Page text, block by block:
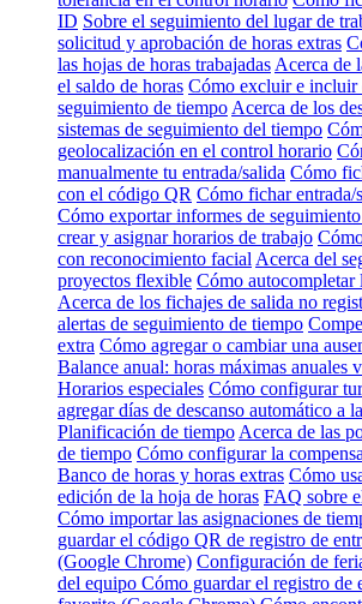
ID Sobre el seguimiento del lugar de
solicitud y aprobación de horas extras
las hojas de horas trabajadas Acerca de
el saldo de horas Cómo excluir e incluir
seguimiento de tiempo Acerca de los
sistemas de seguimiento del tiempo
geolocalización en el control horario
manualmente tu entrada/salida Cómo
con el código QR Cómo fichar entrada/
Cómo exportar informes de
crear y asignar horarios de trabajo
con reconocimiento facial Acerca del
proyectos flexible Cómo autocompletar
Acerca de los fichajes de salida no
alertas de seguimiento de tiempo
extra Cómo agregar o cambiar una
Balance anual: horas máximas anuales
Horarios especiales Cómo configurar
agregar días de descanso automático a
Planificación de tiempo Acerca de las
de tiempo Cómo configurar la
Banco de horas y horas extras Cómo
edición de la hoja de horas FAQ sobre
Cómo importar las asignaciones de
guardar el código QR de registro de
(Google Chrome) Configuración de
del equipo Cómo guardar el registro de